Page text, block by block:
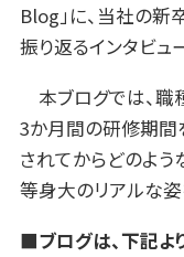
Blog」に、当社の
振り返るインタビュ
本ブログでは、職
3か月間の研修期間
されてからどのよう
等身大のリアルな姿
■ブログは、下記よ